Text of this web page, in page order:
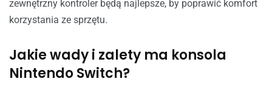
zewnętrzny kontroler będą najlepsze, by poprawić komfort
korzystania ze sprzętu.
Jakie wady i zalety ma konsola
Nintendo Switch?